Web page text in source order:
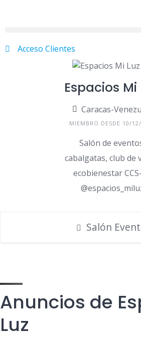
Acceso Clientes
Espacios Mi
Caracas-
MIEMBRO DESDE 10/
Salón de
cabalgatas, club de
ecobienestar
Salón
Anuncios de
Luz